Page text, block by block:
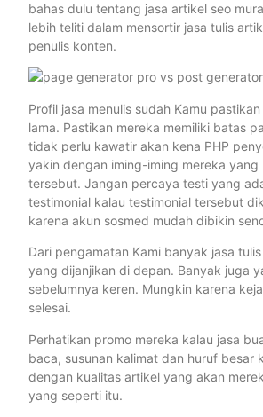
bahas dulu tentang jasa artikel seo
lebih teliti dalam mensortir jasa tulis
penulis konten.
Profil jasa menulis sudah Kamu
lama. Pastikan mereka memiliki batas
tidak perlu kawatir akan kena PHP
yakin dengan iming-iming mereka
tersebut. Jangan percaya testi yang
testimonial kalau testimonial tersebut
karena akun sosmed mudah dibikin
Dari pengamatan Kami banyak jasa
yang dijanjikan di depan. Banyak juga
sebelumnya keren. Mungkin karena
selesai.
Perhatikan promo mereka kalau jasa
baca, susunan kalimat dan huruf besar
dengan kualitas artikel yang akan
yang seperti itu.